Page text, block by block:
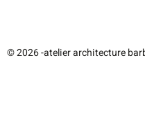
© 2026 -atelier architecture